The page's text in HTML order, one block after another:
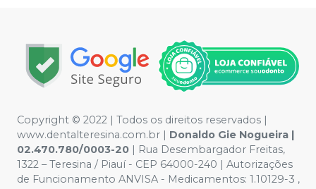
Copyright © 2022 | Todos os direitos reservados |
www.dentalteresina.com.br | Donaldo Gie Nogueira |
02.470.780/0003-20 | Rua Desembargador Freitas,
1322 – Teresina / Piauí - CEP 64000-240 | Autorizações
de Funcionamento ANVISA - Medicamentos: 1.10129-3 ,